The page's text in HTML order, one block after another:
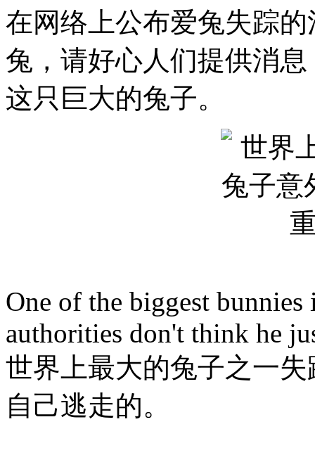
在网络上公布爱兔失踪
兔，请好心人们提供消
这只巨大的兔子。
One of the biggest
authorities don't think he
世界上最大的兔子之一
自己逃走的。